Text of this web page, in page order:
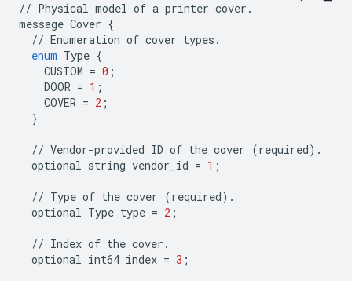
// Physical model of a printer cover .
message Cover {
// Enumeration of cover types .
enum Type {
CUSTOM = 0 ;
DOOR = 1 ;
COVER = 2 ;
}
// Vendor-provided ID of the cover (required) .
optional string vendor_id = 1 ;
// Type of the cover (required) .
optional Type type = 2 ;
// Index of the cover .
optional int64 index = 3 ;